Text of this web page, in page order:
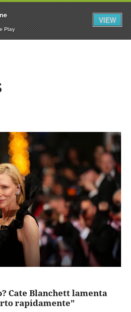
Assine Iniciar Sessão
Cate Blanchett lamenta
rapidamente"
Play
VIEW